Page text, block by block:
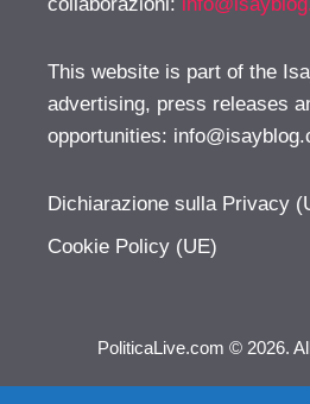
This website is part of the
advertising, press releases
opportunities:
Dichiarazione sulla Privacy
Cookie Policy (UE)
PoliticaLive.com © 2026.